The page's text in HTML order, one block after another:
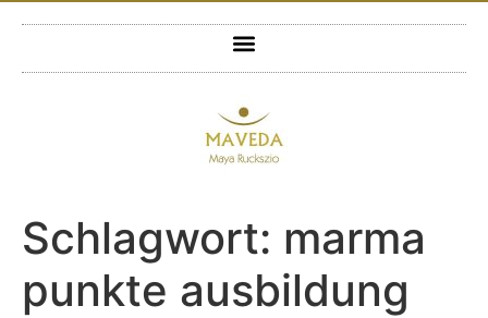
Schlagwort: marma
punkte ausbildung